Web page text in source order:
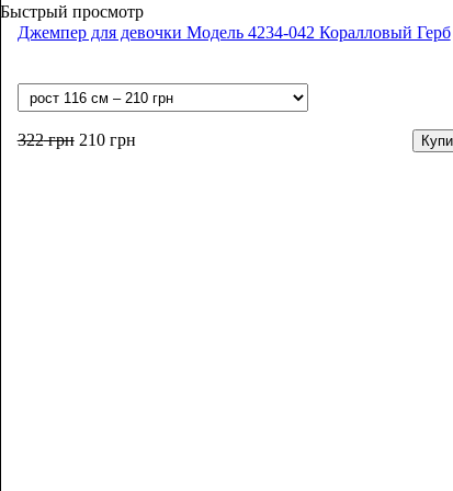
Быстрый просмотр
Джемпер для девочки Модель 4234-042 Коралловый Герб
322грн 210грн